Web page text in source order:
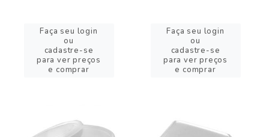
Faça seu login
ou
cadastre-se
para ver preços
e comprar
Faça seu login
ou
cadastre-se
para ver preços
e comprar